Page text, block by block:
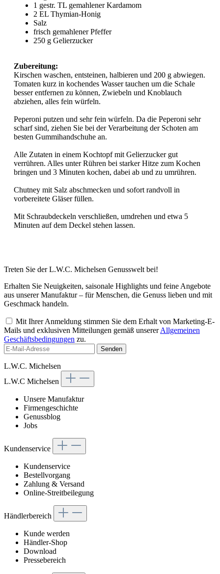
1 gestr. TL gemahlener Kardamom
2 EL Thymian-Honig
Salz
frisch gemahlener Pfeffer
250 g Gelierzucker
Zubereitung:
Kirschen waschen, entsteinen, halbieren und 200 g abwiegen.
Tomaten kurz in kochendes Wasser tauchen um die Schale
besser entfernen zu können, Zwiebeln und Knoblauch
abziehen, alles fein würfeln.
Peperoni putzen und sehr fein würfeln. Da die Peperoni sehr
scharf sind, ziehen Sie bei der Verarbeitung der Schoten am
besten Gummihandschuhe an.
Alle Zutaten in einem Kochtopf mit Gelierzucker gut
verrühren. Alles unter Rühren bei starker Hitze zum Kochen
bringen und 3 Minuten kochen, dabei ab und zu umrühren.
Chutney mit Salz abschmecken und sofort randvoll in
vorbereitete Gläser füllen.
Mit Schraubdeckeln verschließen, umdrehen und etwa 5
Minuten auf dem Deckel stehen lassen.
Treten Sie der L.W.C. Michelsen Genusswelt bei!
Erhalten Sie Neuigkeiten, saisonale Highlights und feine Angebote
aus unserer Manufaktur – für Menschen, die Genuss lieben und mit
Geschmack handeln.
Mit Ihrer Anmeldung stimmen Sie dem Erhalt von Marketing-E-
Mails und exklusiven Mitteilungen gemäß unsererAllgemeinen
Geschäftsbedingungen zu.
Senden
L.W.C. Michelsen
L.W.C Michelsen
Unsere Manufaktur
Firmengeschichte
Genussblog
Jobs
Kundenservice
Kundenservice
Bestellvorgang
Zahlung & Versand
Online-Streitbeilegung
Händlerbereich
Kunde werden
Händler-Shop
Download
Pressebereich